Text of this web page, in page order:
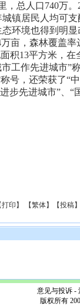
，总人口740万
镇居民人均可
境也得到明显
亩，森林覆盖
积13平方米，
作先进城市”
号，还荣获了“
步先进城市”、
打印 】 【繁体】【投稿
意见与投诉 -
版权所有